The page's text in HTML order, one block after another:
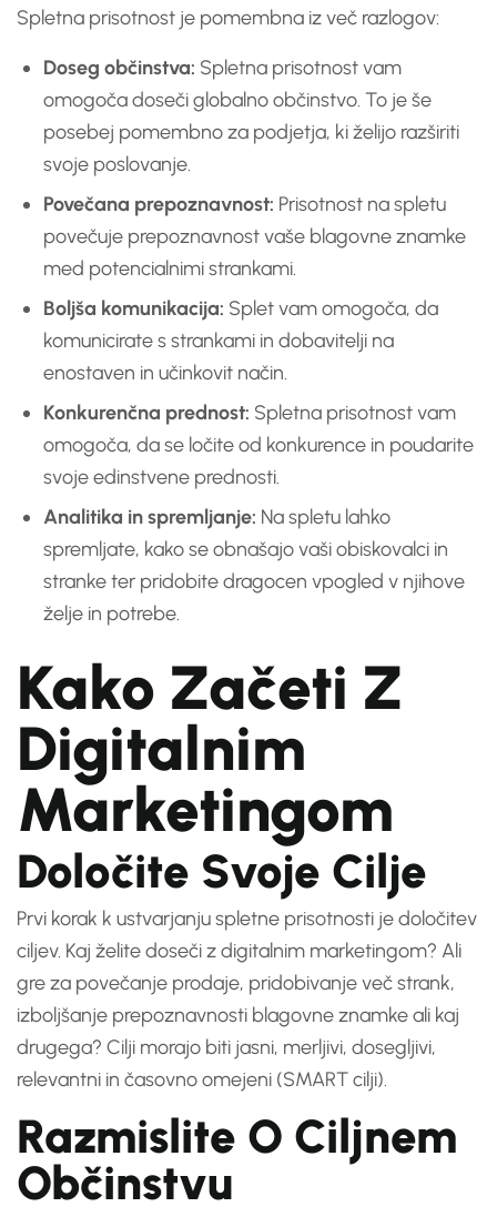
Spletna prisotnost je pomembna iz več razlogov:
Doseg občinstva: Spletna prisotnost vam
omogoča doseči globalno občinstvo. To je še
posebej pomembno za podjetja, ki želijo razširiti
svoje poslovanje.
Povečana prepoznavnost: Prisotnost na spletu
povečuje prepoznavnost vaše blagovne znamke
med potencialnimi strankami.
Boljša komunikacija: Splet vam omogoča, da
komunicirate s strankami in dobavitelji na
enostaven in učinkovit način.
Konkurenčna prednost: Spletna prisotnost vam
omogoča, da se ločite od konkurence in poudarite
svoje edinstvene prednosti.
Analitika in spremljanje: Na spletu lahko
spremljate, kako se obnašajo vaši obiskovalci in
stranke ter pridobite dragocen vpogled v njihove
želje in potrebe.
Kako Začeti Z
Digitalnim
Marketingom
Določite Svoje Cilje
Prvi korak k ustvarjanju spletne prisotnosti je določitev
ciljev. Kaj želite doseči z digitalnim marketingom? Ali
gre za povečanje prodaje, pridobivanje več strank,
izboljšanje prepoznavnosti blagovne znamke ali kaj
drugega? Cilji morajo biti jasni, merljivi, dosegljivi,
relevantni in časovno omejeni (SMART cilji).
Razmislite O Ciljnem
Občinstvu